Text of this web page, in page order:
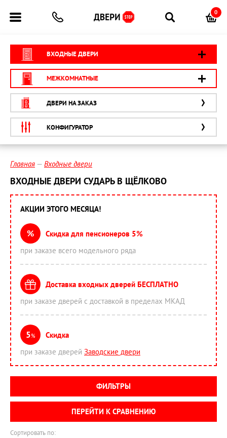
0
ВХОДНЫЕ ДВЕРИ
МЕЖКОМНАТНЫЕ
ДВЕРИ НА ЗАКАЗ
КОНФИГУРАТОР
Главная Входные двери
ВХОДНЫЕ ДВЕРИ СУДАРЬ В ЩЁЛКОВО
Сортировать по:
АКЦИИ ЭТОГО МЕСЯЦА!
%
Скидка для пенсионеров 5%
при заказе всего модельного ряда
Доставка входных дверей БЕСПЛАТНО
при заказе дверей с доставкой в пределах МКАД
5%
Скидка
при заказе дверей Заводские двери
ФИЛЬТРЫ
ПЕРЕЙТИ К СРАВНЕНИЮ